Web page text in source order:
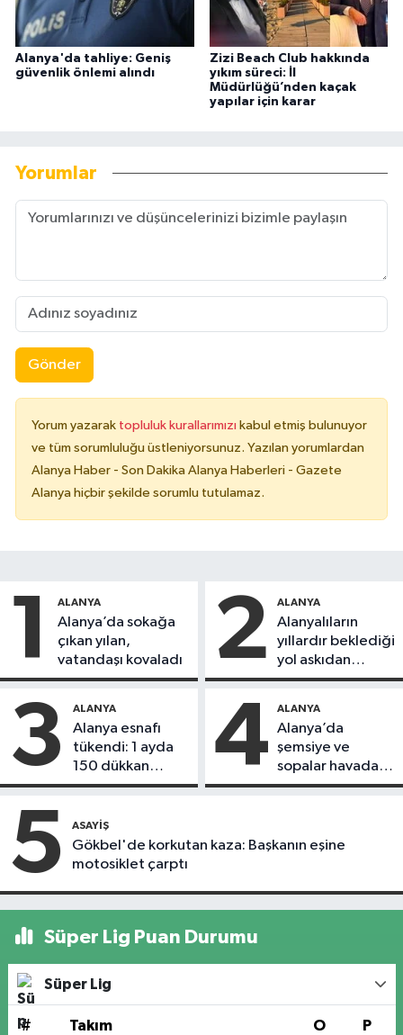
Alanya'da tahliye: Geniş
güvenlik önlemi alındı
Zizi Beach Club hakkında
yıkım süreci: İl
Müdürlüğü’nden kaçak
yapılar için karar
Yorumlar
Gönder
Yorum yazarak topluluk kurallarımızı kabul etmiş bulunuyor
ve tüm sorumluluğu üstleniyorsunuz. Yazılan yorumlardan
Alanya Haber - Son Dakika Alanya Haberleri - Gazete
Alanya hiçbir şekilde sorumlu tutulamaz.
1 ALANYA
Alanya’da sokağa
çıkan yılan,
vatandaşı kovaladı
2 ALANYA
Alanyalıların
yıllardır beklediği
yol askıdan
döndü
3 ALANYA
Alanya esnafı
tükendi: 1 ayda
150 dükkan
kapandı
4 ALANYA
Alanya’da
şemsiye ve
sopalar havada
uçuştu
5 ASAYIŞ
Gökbel'de korkutan kaza: Başkanın eşine
motosiklet çarptı
Süper Lig Puan Durumu
Süper Lig
# Takım O P